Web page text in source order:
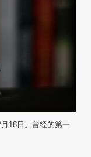
18日。曾经的第一